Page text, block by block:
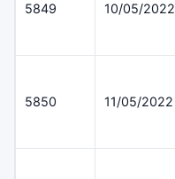
5849 10/05/2022
5850 11/05/2022